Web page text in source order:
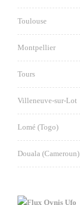
Toulouse
Montpellier
Tours
Villeneuve-sur-Lot
Lomé (Togo)
Douala (Cameroun)
Ovnis Ufo